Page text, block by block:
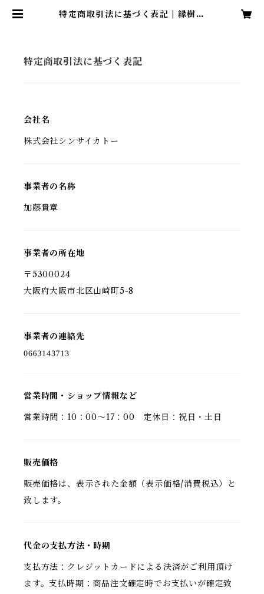
特定商取引法に基づく表記 | 縁樹の
特定商取引法に基づく表記
会社名
株式会社シンサイカトー
事業者の名称
加藤貴章
事業者の所在地
〒5300024
大阪府大阪市北区山崎町5-8
事業者の連絡先
営業時間・ショップ情報など
営業時間：10：00～17：00 定休日：祝日・土日
販売価格
販売価格は、表示された金額（表示価格/消費税込）と
致します。
代金の支払方法・時期
支払方法：クレジットカードによる決済がご利用頂け
ます。支払時期：商品注文確定時でお支払いが確定致